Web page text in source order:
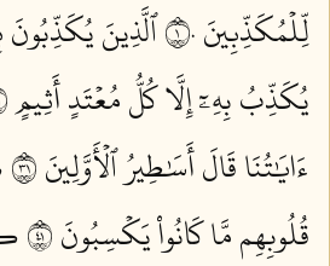
لِّلۡمُكَذِّبِينَ ١٠
ٱلَّذِينَ يُكَذِّبُونَ
يُكَذِّبُ بِهِۦٓ إِلَّا كُلُّ مُعۡتَدٍ أَثِيمٍ ١٢
ءَايَٰتُنَا قَالَ أَسَٰطِيرُ ٱلۡأَوَّلِينَ ١٣
قُلُوبِهِم مَّا كَانُواْ يَكۡسِبُونَ ١٤